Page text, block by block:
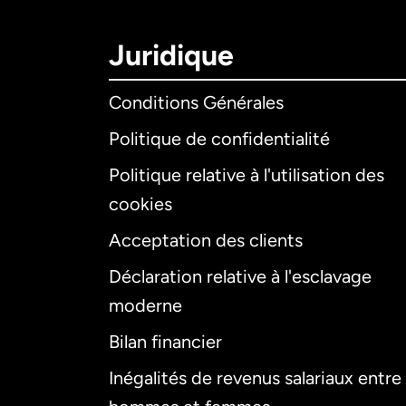
Juridique
Conditions Générales
Politique de confidentialité
Politique relative à l'utilisation des
cookies
Acceptation des clients
Déclaration relative à l'esclavage
moderne
Bilan financier
Inégalités de revenus salariaux entre